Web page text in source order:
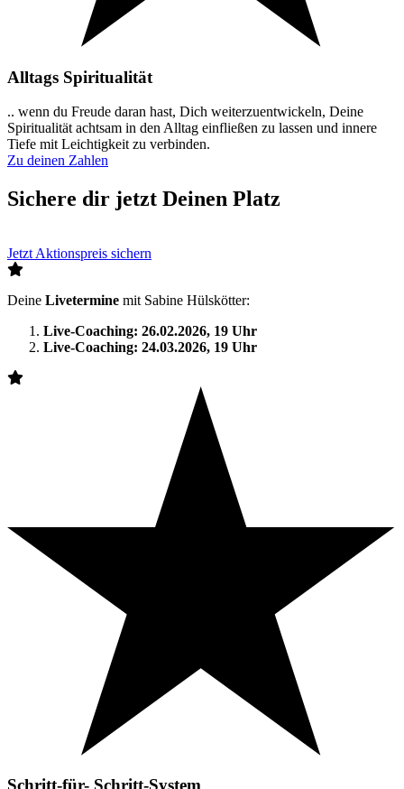
Alltags Spiritualität
.. wenn du Freude daran hast, Dich weiterzuentwickeln, Deine
Spiritualität achtsam in den Alltag einfließen zu lassen und innere
Tiefe mit Leichtigkeit zu verbinden.
Zu deinen Zahlen
Sichere dir jetzt Deinen Platz
Jetzt Aktionspreis sichern
Deine Livetermine mit Sabine Hülskötter:
Live-Coaching: 26.02.2026, 19 Uhr
Live-Coaching: 24.03.2026, 19 Uhr